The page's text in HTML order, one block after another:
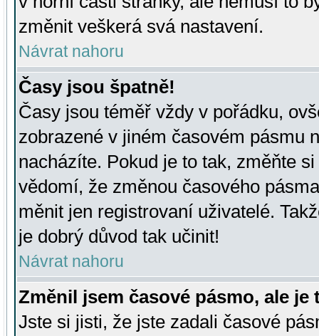
změnit veškerá svá nastavení.
Návrat nahoru
Časy jsou špatně!
Časy jsou téměř vždy v pořádku,
zobrazené v jiném časovém pásmu
nacházíte. Pokud je to tak, změňte
vědomí, že změnou časového
měnit jen registrovaní uživatelé.
je dobrý důvod tak učinit!
Návrat nahoru
Změnil jsem časové pásmo, ale je
Jste si jisti, že jste zadali časové